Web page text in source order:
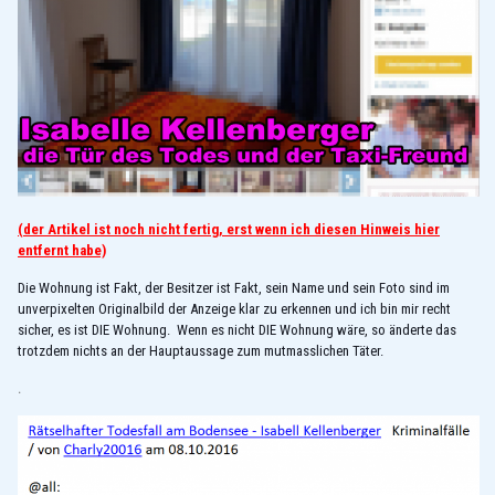
(der Artikel ist noch nicht fertig, erst wenn ich diesen Hinweis hier
entfernt habe)
Die Wohnung ist Fakt, der Besitzer ist Fakt, sein Name und sein Foto sind im
unverpixelten Originalbild der Anzeige klar zu erkennen und ich bin mir recht
sicher, es ist DIE Wohnung. Wenn es nicht DIE Wohnung wäre, so änderte das
trotzdem nichts an der Hauptaussage zum mutmasslichen Täter.
.